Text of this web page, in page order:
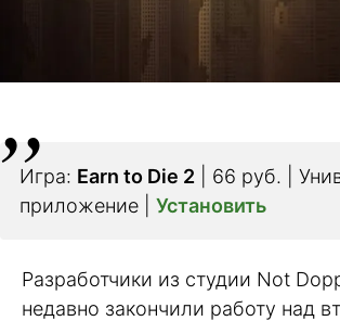
Игра: Earn to Die 2 | 66 руб. |
приложение | Установить
Разработчики из студии Not
недавно закончили работу над